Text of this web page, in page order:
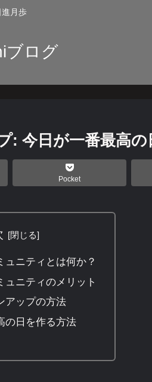
進月歩
ブログ
: 今日が一番最高の
Pocket
ュニティとは何か？
ュニティのメリット
アップの方法
の日を作る方法